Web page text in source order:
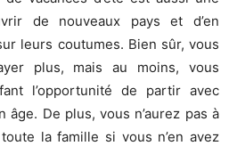
de nouveaux pays et d’en
leurs coutumes. Bien sûr, vous
plus, mais au moins, vous
l’opportunité de partir avec
âge. De plus, vous n’aurez pas à
la famille si vous n’en avez